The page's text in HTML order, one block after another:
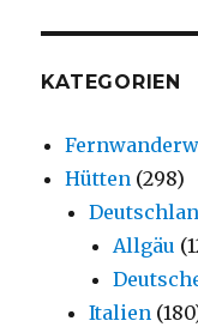
KATEGORIEN
Hütten (298)
Allgäu
Italien